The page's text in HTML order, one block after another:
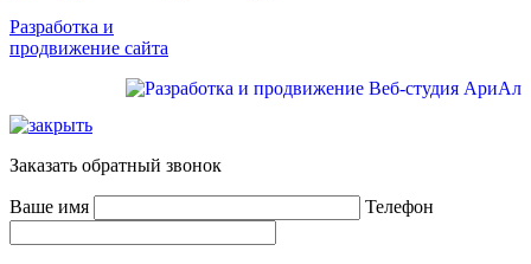
Разработка и
продвижение сайта
Заказать обратный звонок
Ваше имя Телефон